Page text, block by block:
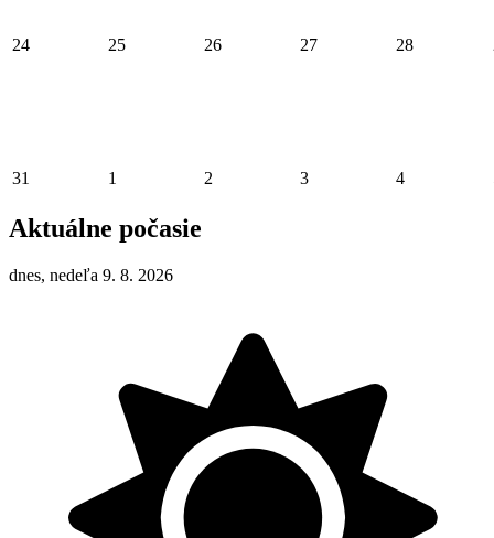
24 25 26 27 28
31 1 2 3 4
Aktuálne počasie
dnes, nedeľa 9. 8. 2026